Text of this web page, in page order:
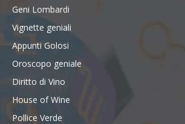
Geni Lombardi
Vignette geniali
Appunti Golosi
Oroscopo geniale
Diritto di Vino
House of Wine
Pollice Verde